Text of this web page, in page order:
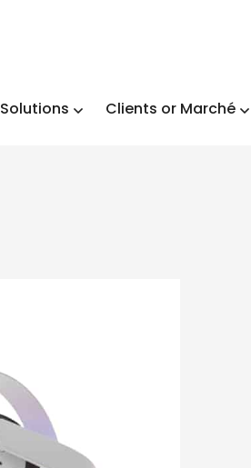
Solutions Clients or Marché